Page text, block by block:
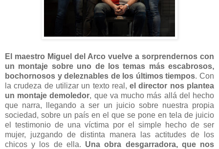
El maestro Miguel del Arco vuelve a sorprendernos con
un montaje sobre uno de los temas más escabrosos,
bochornosos y deleznables de los últimos tiempos. Con
la crudeza de utilizar un texto real,el director nos plantea
un montaje demoledor, que va mucho más allá del hecho
que narra, llegando a ser un juicio sobre nuestra propia
sociedad, sobre un país en el que se pone en tela de juicio
el testimonio de una víctima por el simple hecho de ser
mujer, juzgando de distinta manera las actitudes de los
chicos y los de ella. Una obra desgarradora, que nos